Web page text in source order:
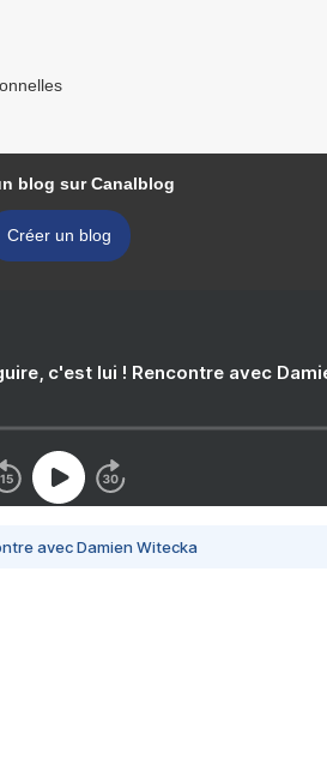
blog sur Canalblog
Créer un blog
c'est lui ! Rencontre avec
avec Damien Witecka